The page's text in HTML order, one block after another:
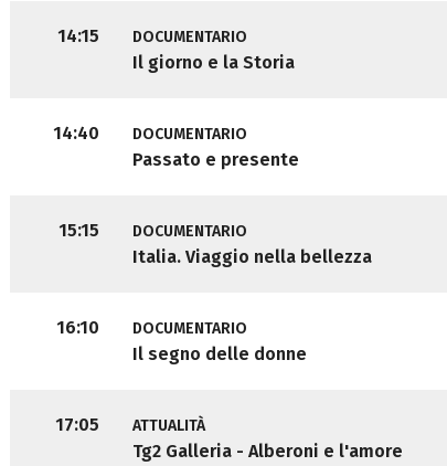
14:15 DOCUMENTARIO
Il giorno e la Storia
14:40 DOCUMENTARIO
Passato e presente
15:15 DOCUMENTARIO
Italia. Viaggio nella bellezza
16:10 DOCUMENTARIO
Il segno delle donne
17:05 ATTUALITÀ
Tg2 Galleria - Alberoni e l'amore